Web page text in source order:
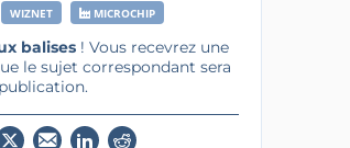
WIZNET MICROCHIP
balises! Vous recevrez une
le sujet correspondant sera